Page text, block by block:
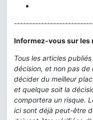
Informez-vous sur les
Tous les articles
décision, et non pas de
décider du meilleur
et quelque soit la
comportera un risque.
ici sont déjà peut-être